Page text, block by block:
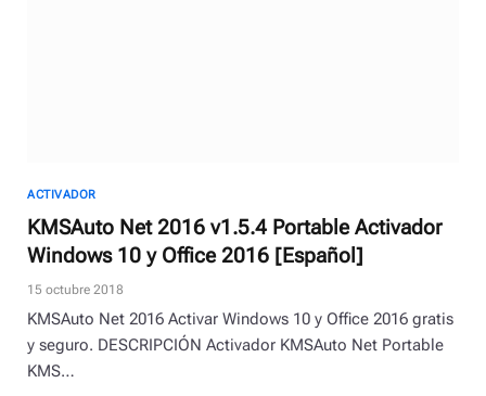
ACTIVADOR
KMSAuto Net 2016 v1.5.4 Portable Activador
Windows 10 y Office 2016 [Español]
15 octubre 2018
KMSAuto Net 2016 Activar Windows 10 y Office 2016 gratis
y seguro. DESCRIPCIÓN Activador KMSAuto Net Portable
KMS…